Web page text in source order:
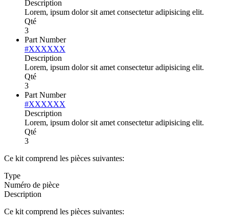
Description
Lorem, ipsum dolor sit amet consectetur adipisicing elit.
Qté
3
Part Number
#XXXXXX
Description
Lorem, ipsum dolor sit amet consectetur adipisicing elit.
Qté
3
Part Number
#XXXXXX
Description
Lorem, ipsum dolor sit amet consectetur adipisicing elit.
Qté
3
Ce kit comprend les pièces suivantes:
Type
Numéro de pièce
Description
Ce kit comprend les pièces suivantes: